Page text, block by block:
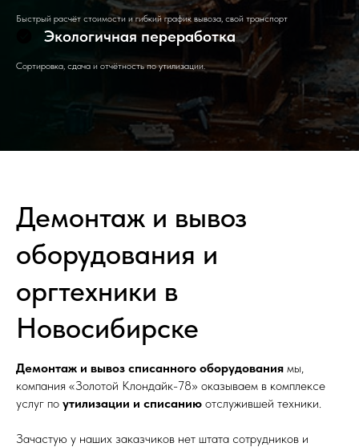
Быстрый расчёт стоимости и гибкий график вывоза, свой транспорт
Экологичная переработка
Сортировка, сдача и отчётность по утилизации.
Демонтаж и вывоз
оборудования и
оргтехники в
Новосибирске
Демонтаж и вывоз списанного оборудования мы,
компания «Золотой Клондайк-78» оказываем в комплексе
услуг по утилизации и списанию отслужившей техники.
Зачастую у наших заказчиков нет штата сотрудников и